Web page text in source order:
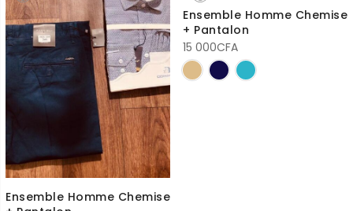
Ensemble Homme Chemise
Ensemble Homme Chemise
+ Pantalon
15 000CFA